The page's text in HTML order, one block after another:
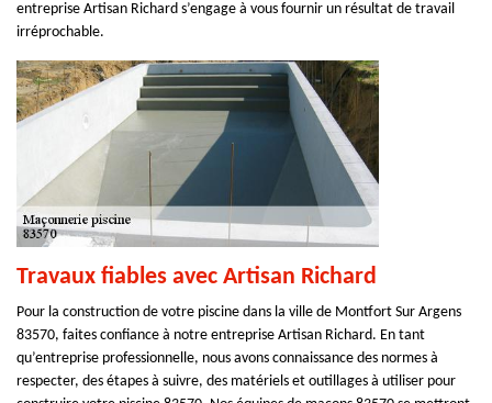
entreprise Artisan Richard s’engage à vous fournir un résultat de travail
irréprochable.
Travaux fiables avec Artisan Richard
Pour la construction de votre piscine dans la ville de Montfort Sur Argens
83570, faites confiance à notre entreprise Artisan Richard. En tant
qu’entreprise professionnelle, nous avons connaissance des normes à
respecter, des étapes à suivre, des matériels et outillages à utiliser pour